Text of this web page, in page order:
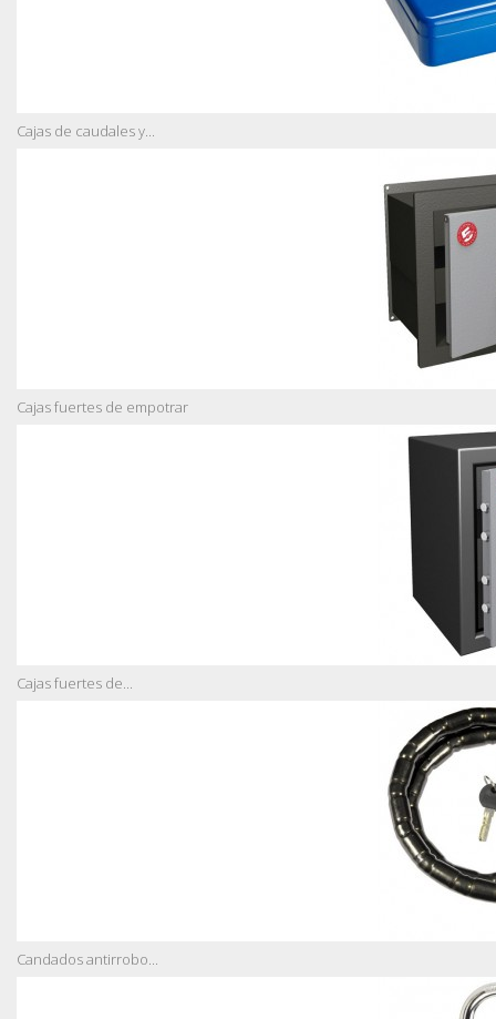
Cajas de caudales y...
Cajas fuertes de empotrar
Cajas fuertes de...
Candados antirrobo...